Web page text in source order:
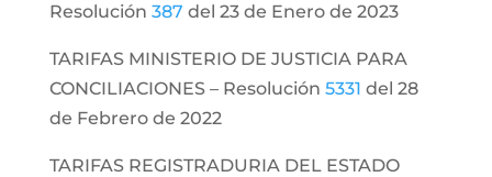
Resolución 387 del 23 de Enero de 2023
TARIFAS MINISTERIO DE JUSTICIA PARA
CONCILIACIONES – Resolución 5331 del 28
de Febrero de 2022
TARIFAS REGISTRADURIA DEL ESTADO